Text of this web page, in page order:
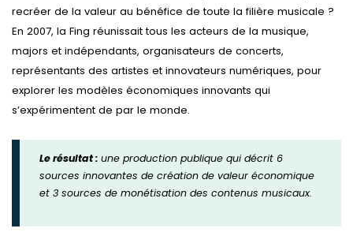
recréer de la valeur au bénéfice de toute la filière musicale ?
En 2007, la Fing réunissait tous les acteurs de la musique,
majors et indépendants, organisateurs de concerts,
représentants des artistes et innovateurs numériques, pour
explorer les modèles économiques innovants qui
s’expérimentent de par le monde.
Le résultat :une production publique qui décrit 6
sources innovantes de création de valeur économique
et 3 sources de monétisation des contenus musicaux.